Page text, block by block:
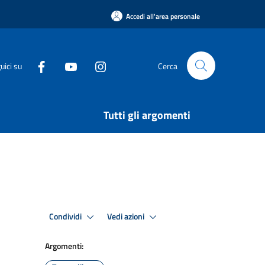
Accedi all'area personale
su Cerca
Tutti gli argomenti
Condividi Vedi azioni
Argomenti: